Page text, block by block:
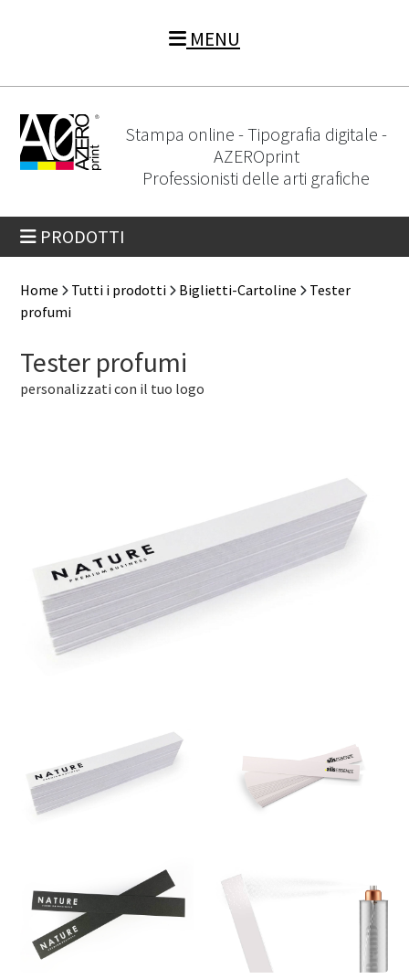
MENU
Stampa online - Tipografia digitale -
AZEROprint
Professionisti delle arti grafiche
PRODOTTI
Home Tutti i prodotti Biglietti-Cartoline
Tester
profumi
Tester profumi
personalizzati con il tuo logo